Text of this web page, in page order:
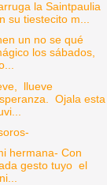
la Saintpaulia
su tiestecito m...
un no se qué
los sábados,
llueve
Ojala esta
hermana- Con
gesto tuyo el